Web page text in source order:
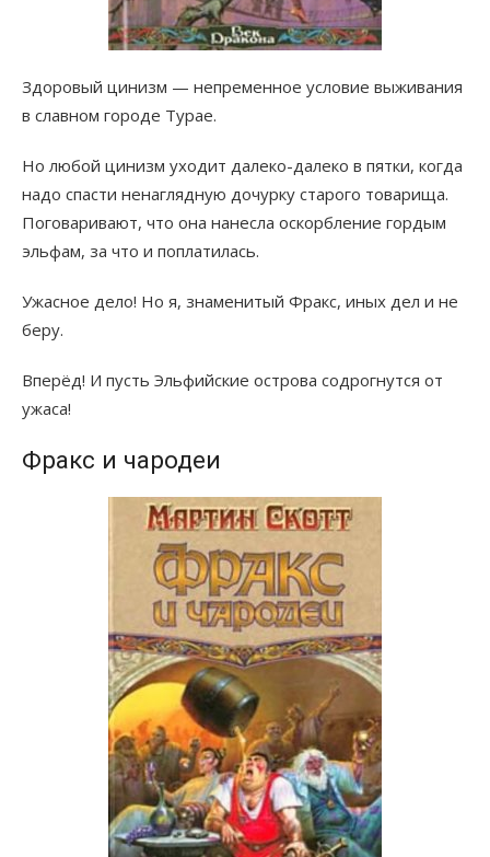
Здоровый цинизм — непременное условие выживания
в славном городе Турае.
Но любой цинизм уходит далеко-далеко в пятки, когда
надо спасти ненаглядную дочурку старого товарища.
Поговаривают, что она нанесла оскорбление гордым
эльфам, за что и поплатилась.
Ужасное дело! Но я, знаменитый Фракс, иных дел и не
беру.
Вперёд! И пусть Эльфийские острова содрогнутся от
ужаса!
Фракс и чародеи